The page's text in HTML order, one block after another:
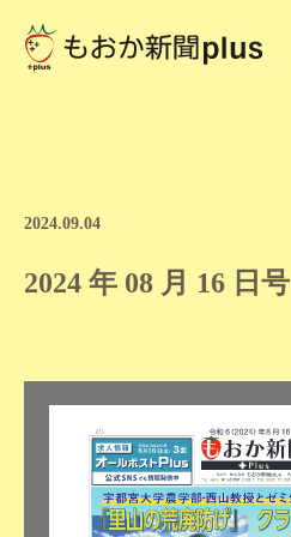
2024.09.04
2024 年 08 月 16 日号